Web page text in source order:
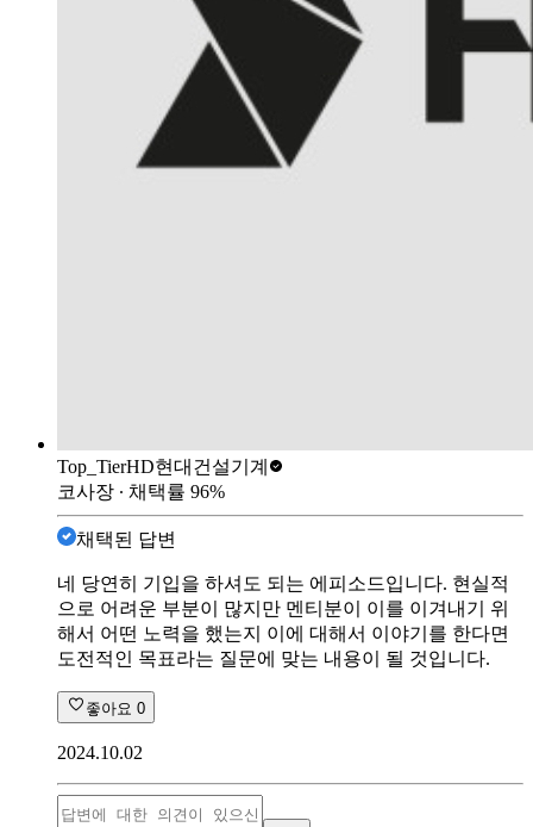
Top_TierHD현대건설기계
코사장 ∙ 채택률 96%
채택된 답변
네 당연히 기입을 하셔도 되는 에피소드입니다. 현실적
으로 어려운 부분이 많지만 멘티분이 이를 이겨내기 위
해서 어떤 노력을 했는지 이에 대해서 이야기를 한다면
도전적인 목표라는 질문에 맞는 내용이 될 것입니다.
좋아요 0
2024.10.02